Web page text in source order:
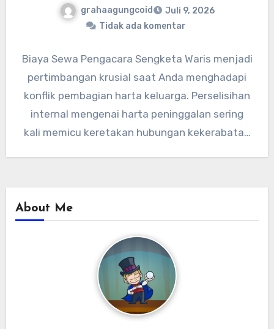
grahaagungcoid
Juli 9, 2026
Tidak ada komentar
Biaya Sewa Pengacara Sengketa Waris menjadi
pertimbangan krusial saat Anda menghadapi
konflik pembagian harta keluarga. Perselisihan
internal mengenai harta peninggalan sering
kali memicu keretakan hubungan kekerabatan
About Me